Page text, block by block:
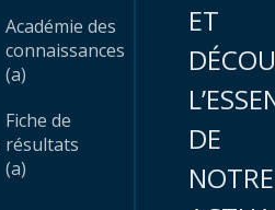
Académie des
connaissances
(a)
Fiche de
résultats
(a)
ET
DE
NOTRE